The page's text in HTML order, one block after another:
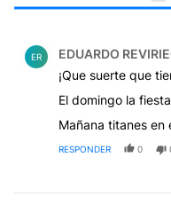
ER EDUARDO
¡Que suerte que
El domingo la
Mañana titanes en
RESPONDER 0